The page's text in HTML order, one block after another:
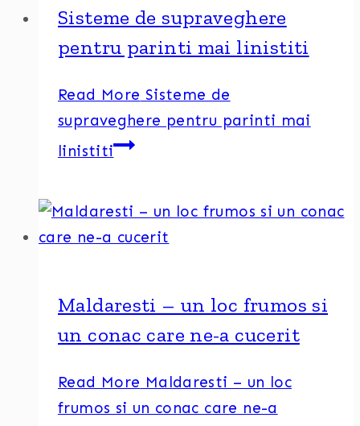
Sisteme de supraveghere
pentru parinti mai linistiti
Read More Sisteme de
supraveghere pentru parinti mai
linistiti
Maldaresti – un loc frumos si
un conac care ne-a cucerit
Read More Maldaresti – un loc
frumos si un conac care ne-a